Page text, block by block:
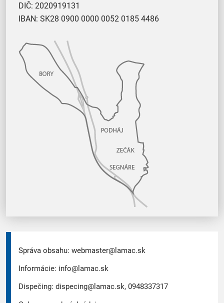
DIČ: 2020919131
IBAN: SK28 0900 0000 0052 0185 4486
Správa obsahu: webmaster@lamac.sk
Informácie: info@lamac.sk
Dispečing: dispecing@lamac.sk, 0948337317